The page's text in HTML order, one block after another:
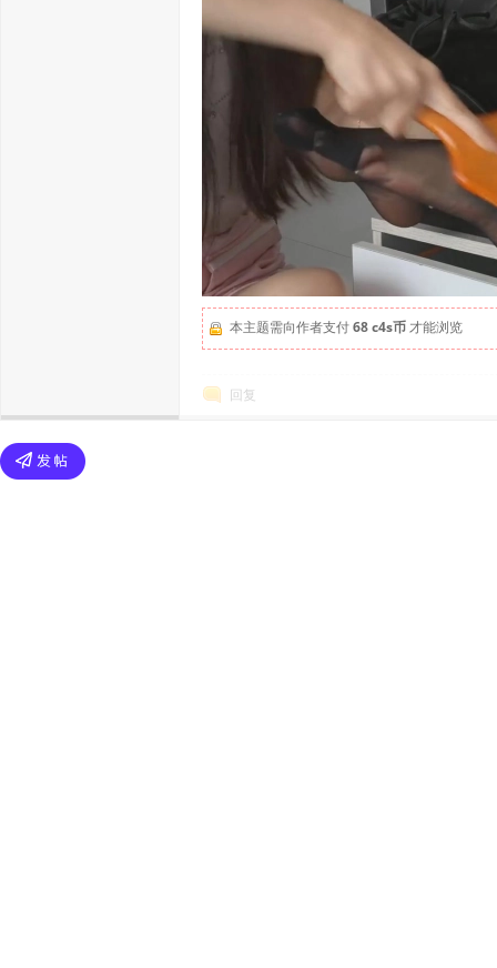
本主题需向作者支付68 c4s币才能浏览
回复